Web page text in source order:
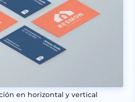
en horizontal y vertical